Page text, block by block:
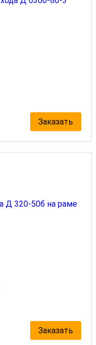
Заказать
Заказать